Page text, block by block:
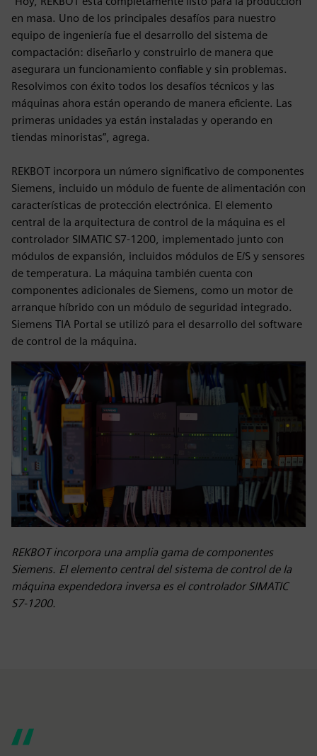
en masa. Uno de los principales desafíos para nuestro
equipo de ingeniería fue el desarrollo del sistema de
compactación: diseñarlo y construirlo de manera que
asegurara un funcionamiento confiable y sin problemas.
Resolvimos con éxito todos los desafíos técnicos y las
máquinas ahora están operando de manera eficiente. Las
primeras unidades ya están instaladas y operando en
tiendas minoristas”, agrega.
REKBOT incorpora un número significativo de componentes
Siemens, incluido un módulo de fuente de alimentación con
características de protección electrónica. El elemento
central de la arquitectura de control de la máquina es el
controlador SIMATIC S7-1200, implementado junto con
módulos de expansión, incluidos módulos de E/S y sensores
de temperatura. La máquina también cuenta con
componentes adicionales de Siemens, como un motor de
arranque híbrido con un módulo de seguridad integrado.
Siemens TIA Portal se utilizó para el desarrollo del software
de control de la máquina.
REKBOT incorpora una amplia gama de componentes
Siemens. El elemento central del sistema de control de la
máquina expendedora inversa es el controlador SIMATIC
S7-1200.